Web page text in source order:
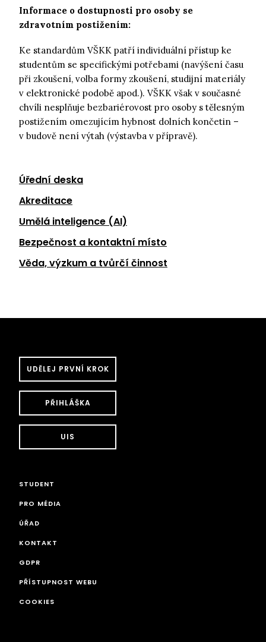
Informace o dostupnosti pro osoby se
zdravotním postižením:
Ke standardům VŠKK patří individuální přístup ke
studentům se specifickými potřebami (navýšení času
při zkoušení, volba formy zkoušení, studijní materiály
v elektronické podobě apod.). VŠKK však v současné
chvíli nesplňuje bezbariérovost pro osoby s tělesným
postižením omezujícím hybnost dolních končetin –
v budově není výtah (výstavba v přípravě).
Úřední deska
Akreditace
Umělá inteligence (AI)
Bezpečnost a kontaktní místo
Věda, výzkum a tvůrčí činnost
UDĚLEJ PRVNÍ KROK
PŘIHLÁŠKA
UIS
STUDENT
PRO MÉDIA
ÚŘAD
KONTAKT
GDPR
PŘÍSTUPNOST WEBU
COOKIES